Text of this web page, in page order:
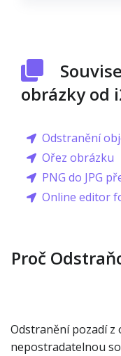
obrázky od
Odstranění
Ořez obrázku
PNG do JPG
Online editor
Proč
Odstranění pozadí z
nepostradatelnou